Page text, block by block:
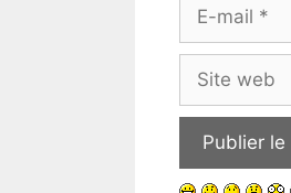
mail
web